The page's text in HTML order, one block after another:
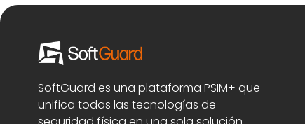
SoftGuard es una plataforma PSIM+ que
unifica todas las tecnologías de